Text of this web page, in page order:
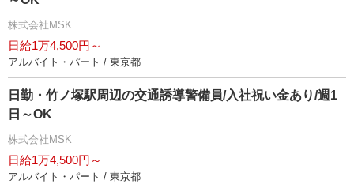
株式会社MSK
日給1万4,500円～
アルバイト・パート / 東京都
日勤・竹ノ塚駅周辺の交通誘導警備員/入社祝い金あり/週1
日～OK
株式会社MSK
日給1万4,500円～
アルバイト・パート / 東京都